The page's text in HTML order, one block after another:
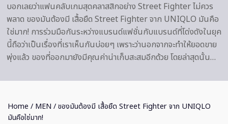
บอกเลยว่าแฟนคลับเกมสุดคลาสสิกอย่าง Street Fighter ไม่ควร
พลาด ของมันต้องมี เสื้อยืด Street Fighter จาก UNIQLO มันคือ
ใช่มาก! การร่วมมือกันระหว่างแบรนด์แฟชั่นกับแบรนด์ที่โด่งดังในยุค
นี้ถือว่าเป็นเรื่องที่เราเห็นกันบ่อยๆ เพราะว่านอกจากจะทำให้ยอดขาย
พุ่งแล้ว ของที่ออกมายังมีคุณค่าน่าเก็บสะสมอีกด้วย โดยล่าสุดนั้น…
Home / MEN / ของมันต้องมี เสื้อยืด Street Fighter จาก UNIQLO
มันคือใช่มาก!